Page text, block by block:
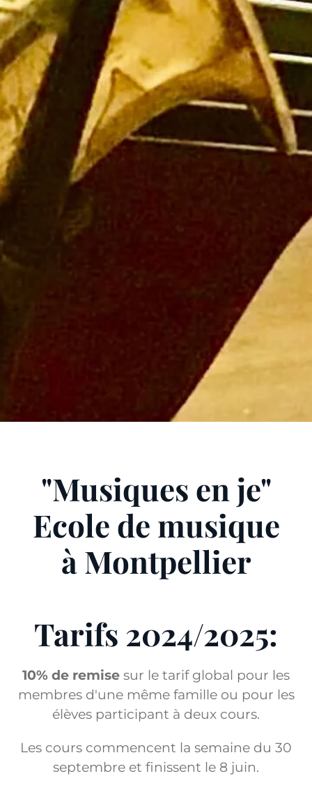
"Musiques en je"
Ecole de musique
à Montpellier
Tarifs 2024/2025:
10% de remise sur le tarif global pour les
membres d'une même famille ou pour les
élèves participant à deux cours.
Les cours commencent la semaine du 30
septembre et finissent le 8 juin.